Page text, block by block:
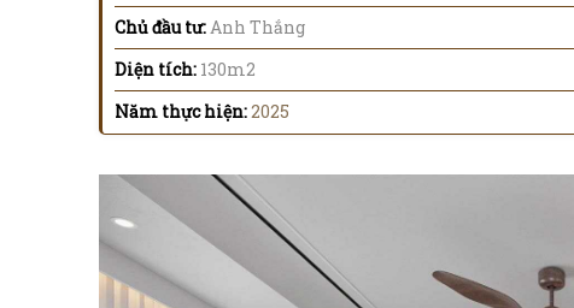
Chủ đầu tư:Anh Thắng
Diện tích: 130m2
Năm thực hiện:2025